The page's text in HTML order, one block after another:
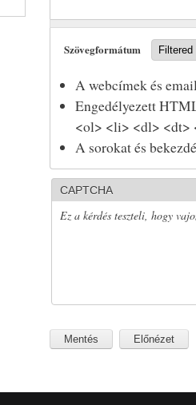
Szövegformátum
A webcímek és
Engedélyezett
<ol> <li> <dl> <dt>
A sorokat és
CAPTCHA
Ez a kérdés teszteli, hogy